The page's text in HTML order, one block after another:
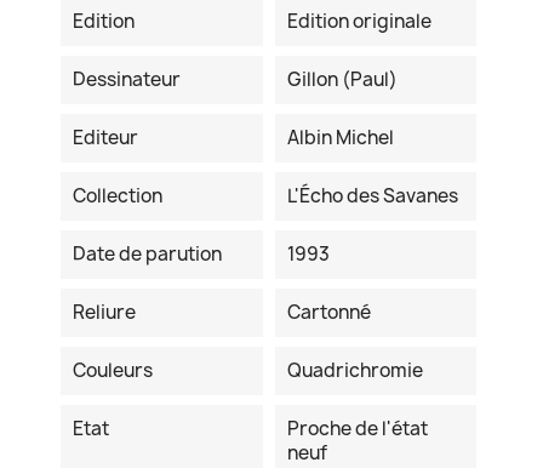
Edition
Edition originale
Dessinateur Gillon (Paul)
Editeur Albin Michel
Collection L'Écho des Savanes
Date de parution 1993
Reliure Cartonné
Couleurs Quadrichromie
Etat
Proche de l'état
neuf